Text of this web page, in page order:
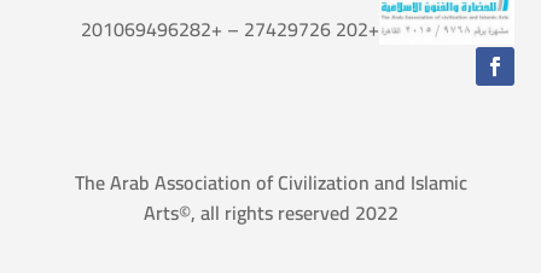
+202 27429726 – +201069496282
The Arab Association of Civilization and Islamic
Arts©, all rights reserved 2022